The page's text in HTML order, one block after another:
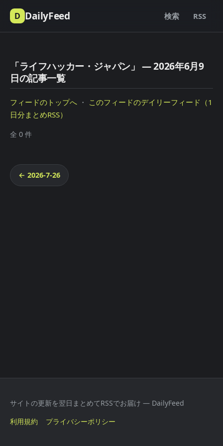
D DailyFeed 検索 RSS
「ライフハッカー・ジャパン」 — 2026年6月9
日の記事一覧
フィードのトップへ ・ このフィードのデイリーフィード（1
日分まとめRSS）
全 0 件
← 2026-7-26
サイトの更新を翌日まとめてRSSでお届け — DailyFeed
利用規約
プライバシーポリシー